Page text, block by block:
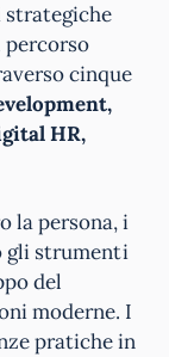
percorso
cinque
HR,
la persona, i
gli strumenti
del
moderne. I
pratiche in